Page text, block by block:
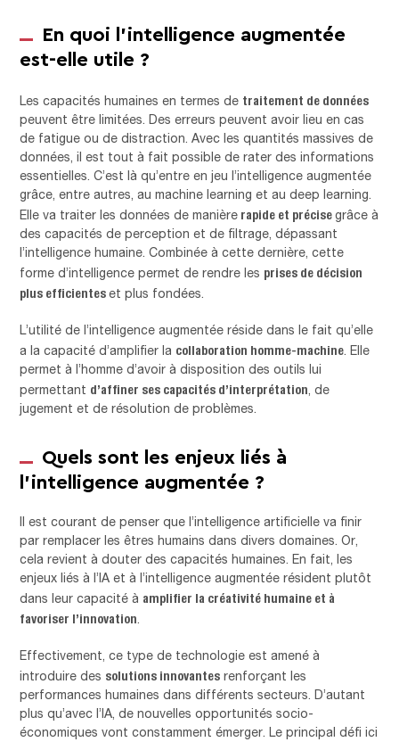
En quoi l’intelligence augmentée
est-elle utile ?
Les capacités humaines en termes de traitement de données
peuvent être limitées. Des erreurs peuvent avoir lieu en cas
de fatigue ou de distraction. Avec les quantités massives de
données, il est tout à fait possible de rater des informations
essentielles. C’est là qu’entre en jeu l’intelligence augmentée
grâce, entre autres, au machine learning et au deep learning.
Elle va traiter les données de manière rapide et précisegrâce à
des capacités de perception et de filtrage, dépassant
l’intelligence humaine. Combinée à cette dernière, cette
forme d’intelligence permet de rendre les prises de décision
plus efficienteset plus fondées.
L’utilité de l’intelligence augmentée réside dans le fait qu’elle
a la capacité d’amplifier la collaboration homme-machine. Elle
permet à l’homme d’avoir à disposition des outils lui
permettant d’affiner ses capacités d’interprétation, de
jugement et de résolution de problèmes.
Quels sont les enjeux liés à
l’intelligence augmentée ?
Il est courant de penser que l’intelligence artificielle va finir
par remplacer les êtres humains dans divers domaines. Or,
cela revient à douter des capacités humaines. En fait, les
enjeux liés à l’IA et à l’intelligence augmentée résident plutôt
dans leur capacité à amplifier la créativité humaine et à
favoriser l’innovation.
Effectivement, ce type de technologie est amené à
introduire des solutions innovantes renforçant les
performances humaines dans différents secteurs. D’autant
plus qu’avec l’IA, de nouvelles opportunités socio-
économiques vont constamment émerger. Le principal défi ici